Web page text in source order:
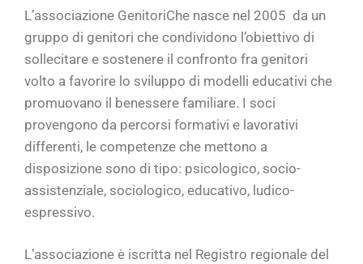
L’associazione GenitoriChe nasce nel 2005 da un
gruppo di genitori che condividono l’obiettivo di
sollecitare e sostenere il confronto fra genitori
volto a favorire lo sviluppo di modelli educativi che
promuovano il benessere familiare. I soci
provengono da percorsi formativi e lavorativi
differenti, le competenze che mettono a
disposizione sono di tipo: psicologico, socio-
assistenziale, sociologico, educativo, ludico-
espressivo.
L’associazione è iscritta nel Registro regionale del